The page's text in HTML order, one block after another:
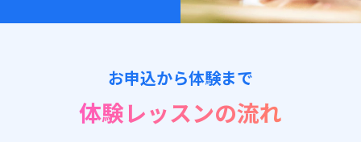
📖 資料請求
👉 無料体験お申込
お申込から体験まで
体験レッスンの流れ